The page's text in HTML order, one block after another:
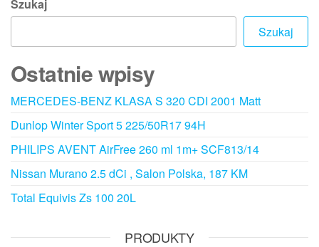
Szukaj
Szukaj
Ostatnie wpisy
MERCEDES-BENZ KLASA S 320 CDI 2001 Matt
Dunlop Winter Sport 5 225/50R17 94H
PHILIPS AVENT AirFree 260 ml 1m+ SCF813/14
Nissan Murano 2.5 dCi , Salon Polska, 187 KM
Total Equivis Zs 100 20L
PRODUKTY